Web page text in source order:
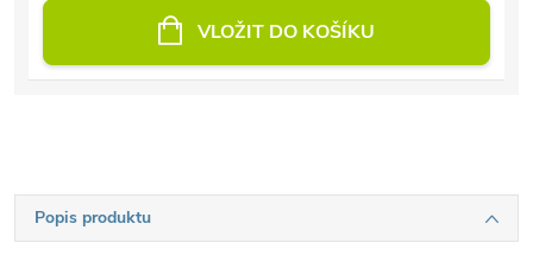
VLOŽIT DO KOŠÍKU
Popis produktu